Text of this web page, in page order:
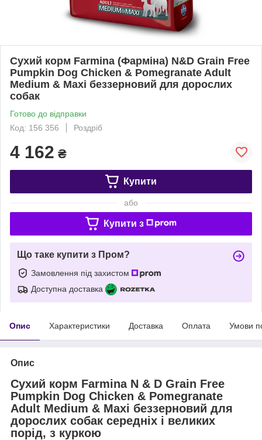
Сухий корм Farmina (Фарміна) N&D Grain Free
Pumpkin Dog Chicken & Pomegranate Adult
Medium & Maxi беззерновий для дорослих
собак
Готово до відправки
Код: 156 356
Роздріб
4 162 ₴
Купити
або
Купити з
Що таке купити з Пром?
Замовлення під захистом
Доступна доставка
Опис Характеристики Доставка Оплата Умови
Опис
Сухий корм Farmina N & D Grain Free
Pumpkin Dog Chicken & Pomegranate
Adult Medium & Maxi беззерновий для
дорослих собак середніх і великих
порід, з куркою